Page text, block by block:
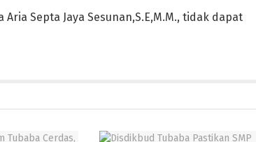
Septa Jaya Sesunan,S.E,M.M., tidak dapat